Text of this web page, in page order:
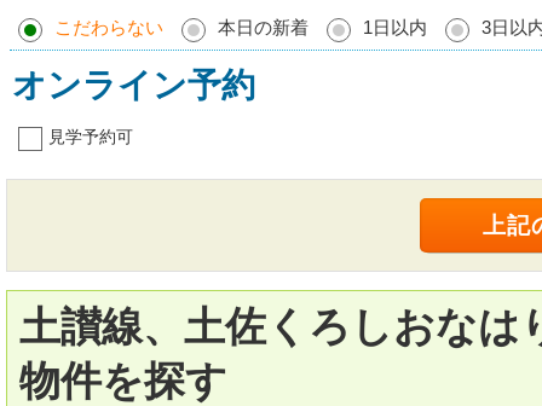
こだわらない 本日の新着 1日以内 3日以
オンライン予約
見学予約可
土讃線、土佐くろしおなは
物件を探す